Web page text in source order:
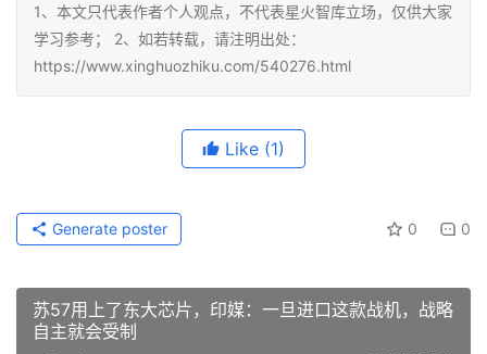
1、本文只代表作者个人观点，不代表星火智库立场，仅供大家
学习参考； 2、如若转载，请注明出处：
https://www.xinghuozhiku.com/540276.html
Like (1)
0 0
Generate poster
苏57用上了东大芯片，印媒：一旦进口这款战机，战略
自主就会受制